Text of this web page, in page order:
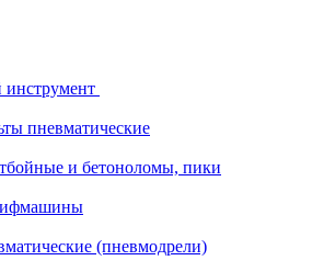
инструмент
пневматические
и бетоноломы, пики
(пневмодрели)